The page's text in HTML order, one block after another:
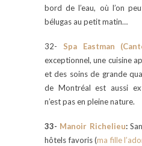
bord de l’eau, où l’on
bélugas au petit matin…
32- Spa Eastman
exceptionnel, une cuisine
et des soins de grande
de Montréal est aussi
n’est pas en pleine nature.
33- Manoir Richelieu:
hôtels favoris (ma fille